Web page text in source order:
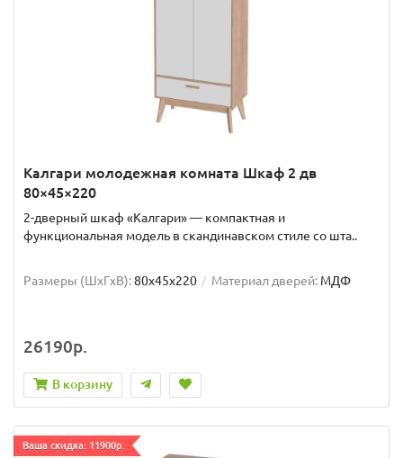
Калгари молодежная комната Шкаф 2 дв
80×45×220
2-дверный шкаф «Калгари» — компактная и
функциональная модель в скандинавском стиле со шта..
Размеры (ШxГxВ):80x45x220 Материал дверей: МДФ
26190р.
В корзину
Ваша скидка: 11900р.